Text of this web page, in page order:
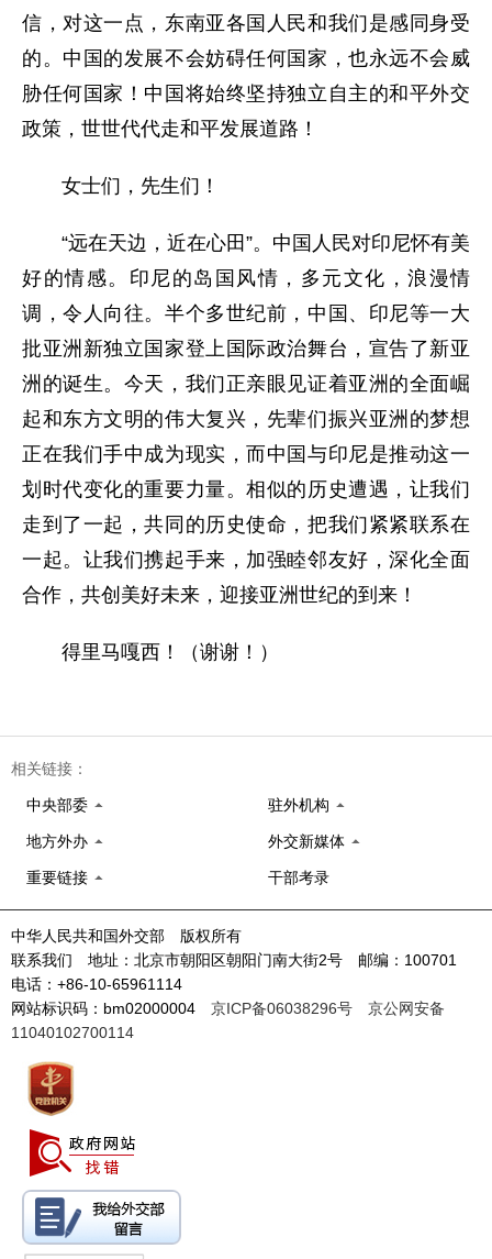
信，对这一点，东南亚各国人民和我们是感同身受
的。中国的发展不会妨碍任何国家，也永远不会威
胁任何国家！中国将始终坚持独立自主的和平外交
政策，世世代代走和平发展道路！
女士们，先生们！
“远在天边，近在心田”。中国人民对印尼怀有美
好的情感。印尼的岛国风情，多元文化，浪漫情
调，令人向往。半个多世纪前，中国、印尼等一大
批亚洲新独立国家登上国际政治舞台，宣告了新亚
洲的诞生。今天，我们正亲眼见证着亚洲的全面崛
起和东方文明的伟大复兴，先辈们振兴亚洲的梦想
正在我们手中成为现实，而中国与印尼是推动这一
划时代变化的重要力量。相似的历史遭遇，让我们
走到了一起，共同的历史使命，把我们紧紧联系在
一起。让我们携起手来，加强睦邻友好，深化全面
合作，共创美好未来，迎接亚洲世纪的到来！
得里马嘎西！（谢谢！）
相关链接：
中央部委 驻外机构
地方外办 外交新媒体
重要链接 干部考录
中华人民共和国外交部 版权所有
联系我们 地址：北京市朝阳区朝阳门南大街2号 邮编：100701
电话：+86-10-65961114
网站标识码：bm02000004 京ICP备06038296号
京公网安备
11040102700114